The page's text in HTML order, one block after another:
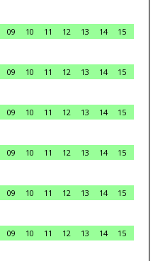
09 10 11 12 13 14
15
09 10 11 12 13 14
15
09 10 11 12 13 14
15
09 10 11 12 13 14
15
09 10 11 12 13 14
15
09 10 11 12 13 14
15